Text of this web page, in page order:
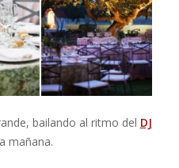
bailando al ritmo del DJ
mañana.